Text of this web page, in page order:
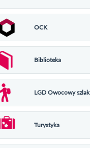
OCK
Biblioteka
LGD Owocowy szlak
Turystyka